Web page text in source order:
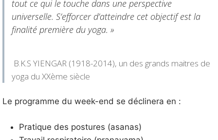
tout ce qui le touche dans une perspective
universelle. S’efforcer d’atteindre cet objectif est la
finalité première du yoga. »
B.K.S YIENGAR (1918-2014), un des grands maitres de
yoga du XXème siècle
Le programme du week-end se déclinera en :
Pratique des postures (asanas)